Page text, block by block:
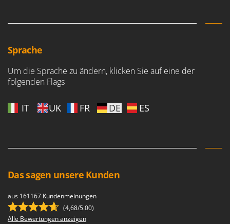
Sprache
Um die Sprache zu ändern, klicken Sie auf eine der
folgenden Flags
IT UK FR DE ES
Das sagen unsere Kunden
aus 161167 Kundenmeinungen
(4,68/5.00)
Alle Bewertungen anzeigen